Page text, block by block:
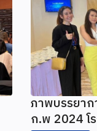
ภาพบรรยา
ก.พ 2024 โ